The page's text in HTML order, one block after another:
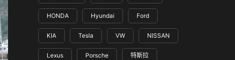
HONDA Hyundai Ford
KIA Tesla VW NISSAN
Lexus Porsche 特斯拉